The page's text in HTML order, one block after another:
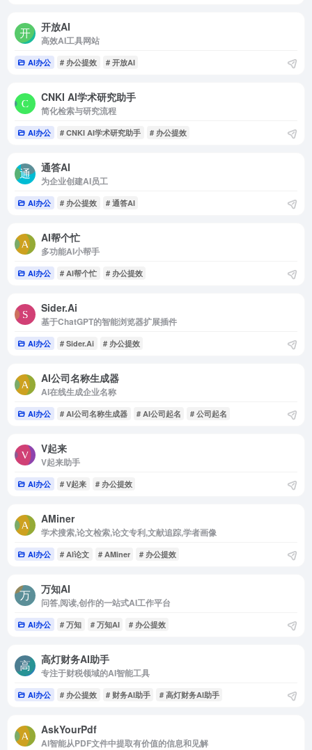
开放AI
高效AI工具网站
AI办公 # 办公提效 # 开放AI
CNKI AI学术研究助手
简化检索与研究流程
AI办公 # CNKI AI学术研究助手 # 办公提效
通答AI
为企业创建AI员工
AI办公 # 办公提效 # 通答AI
AI帮个忙
多功能AI小帮手
AI办公 # AI帮个忙 # 办公提效
Sider.Ai
基于ChatGPT的智能浏览器扩展插件
AI办公 # Sider.Ai # 办公提效
AI公司名称生成器
AI在线生成企业名称
AI办公 # AI公司名称生成器 # AI公司起名 # 公司起名
V起来
V起来助手
AI办公 # V起来 # 办公提效
AMiner
学术搜索,论文检索,论文专利,文献追踪,学者画像
AI办公 # AI论文 # AMiner # 办公提效
万知AI
问答,阅读,创作的一站式AI工作平台
AI办公 # 万知 # 万知AI # 办公提效
高灯财务AI助手
专注于财税领域的AI智能工具
AI办公 # 办公提效 # 财务AI助手 # 高灯财务AI助手
AskYourPdf
AI智能从PDF文件中提取有价值的信息和见解